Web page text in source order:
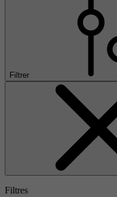
Filtrer
Filtres